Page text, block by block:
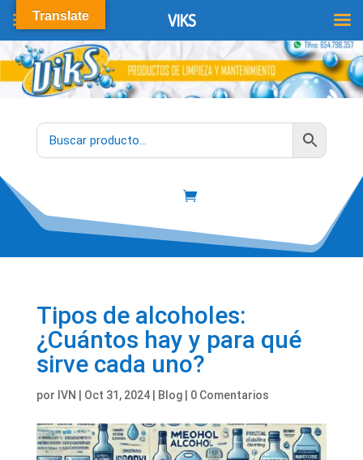
Tipos de alcoholes:
¿Cuántos hay y para qué
sirve cada uno?
por IVN Oct 31, 2024| Blog| 0 Comentarios
Translate VIKS